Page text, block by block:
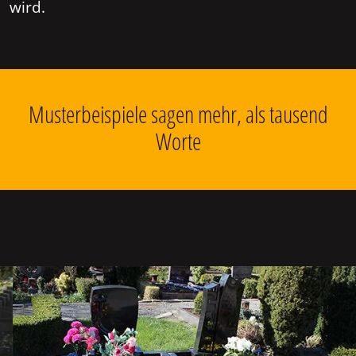
wird.
Musterbeispiele sagen mehr, als tausend
Worte